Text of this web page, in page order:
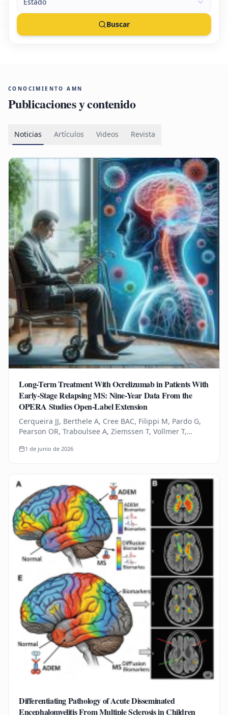
Buscar
CONOCIMIENTO AMN
Publicaciones y contenido
Noticias Artículos Videos Revista
Long-Term Treatment With Ocrelizumab in Patients With
Early-Stage Relapsing MS: Nine-Year Data From the
OPERA Studies Open-Label Extension
Cerqueira JJ, Berthele A, Cree BAC, Filippi M, Pardo G,
Pearson OR, Traboulsee A, Ziemssen T, Vollmer T,
Schneble HM, Thanei…
1 de junio de 2026
Differentiating Pathology of Acute Disseminated
Encephalomyelitis From Multiple Sclerosis in Children